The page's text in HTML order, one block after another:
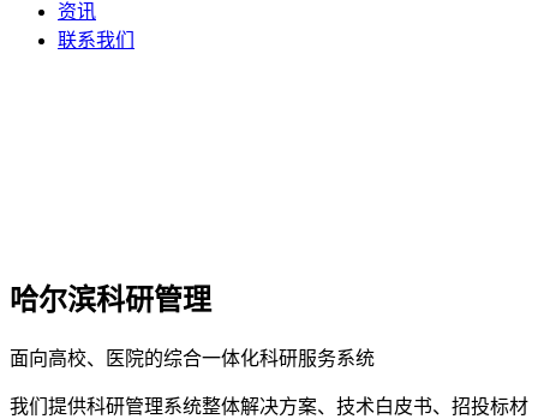
资讯
联系我们
哈尔滨科研管理
面向高校、医院的综合一体化科研服务系统
我们提供科研管理系统整体解决方案、技术白皮书、招投标材